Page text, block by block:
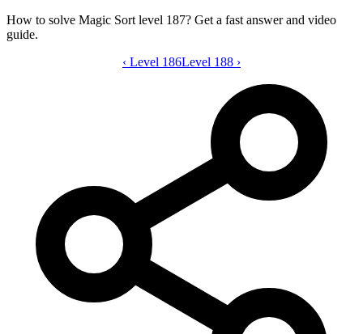
How to solve Magic Sort level 187? Get a fast answer and video
guide.
Magic Sort level 187 video guide
‹ Level 186Level 188 ›